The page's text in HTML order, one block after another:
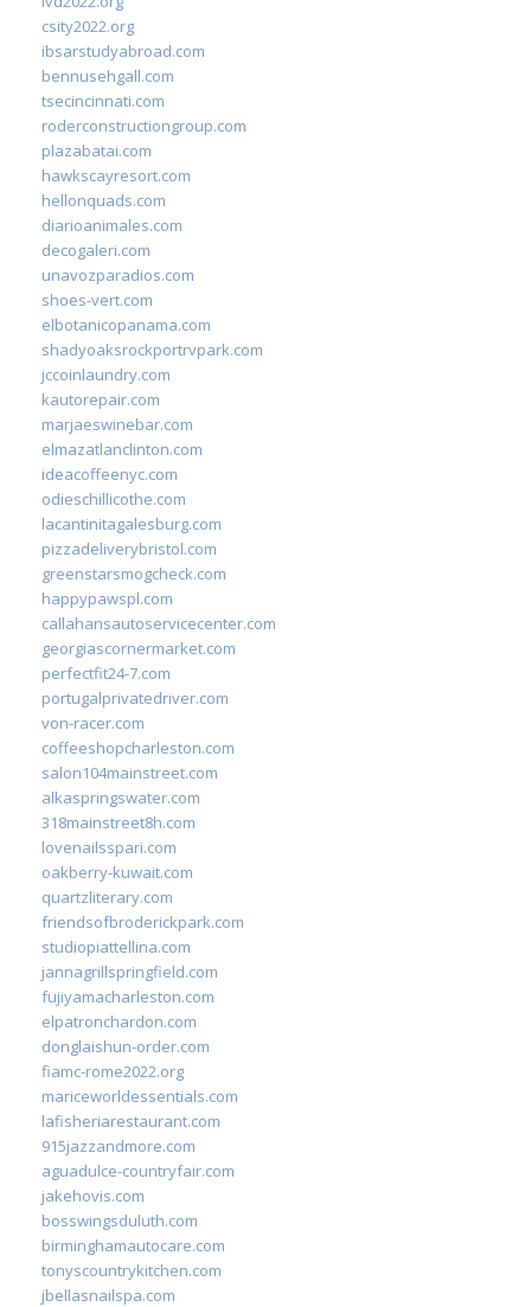
csity2022.org
ibsarstudyabroad.com
bennusehgall.com
tsecincinnati.com
roderconstructiongroup.com
plazabatai.com
hawkscayresort.com
hellonquads.com
diarioanimales.com
decogaleri.com
unavozparadios.com
shoes-vert.com
elbotanicopanama.com
shadyoaksrockportrvpark.com
jccoinlaundry.com
kautorepair.com
marjaeswinebar.com
elmazatlanclinton.com
ideacoffeenyc.com
odieschillicothe.com
lacantinitagalesburg.com
pizzadeliverybristol.com
greenstarsmogcheck.com
happypawspl.com
callahansautoservicecenter.com
georgiascornermarket.com
perfectfit24-7.com
portugalprivatedriver.com
von-racer.com
coffeeshopcharleston.com
salon104mainstreet.com
alkaspringswater.com
318mainstreet8h.com
lovenailsspari.com
oakberry-kuwait.com
quartzliterary.com
friendsofbroderickpark.com
studiopiattellina.com
jannagrillspringfield.com
fujiyamacharleston.com
elpatronchardon.com
donglaishun-order.com
fiamc-rome2022.org
mariceworldessentials.com
lafisheriarestaurant.com
915jazzandmore.com
aguadulce-countryfair.com
jakehovis.com
bosswingsduluth.com
birminghamautocare.com
tonyscountrykitchen.com
jbellasnailspa.com